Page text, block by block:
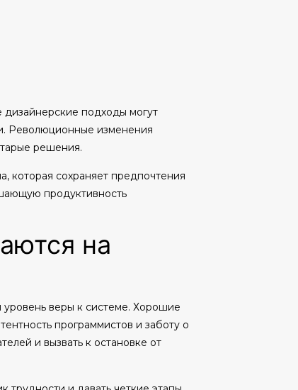
подходы могут
Революционные изменения
решения.
которая сохраняет предпочтения
продуктивность
на
веры к системе. Хорошие
программистов и заботу о
и вызвать к остановке от